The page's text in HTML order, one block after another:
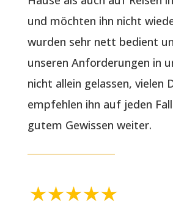
und möchten ihn nicht
wurden sehr nett bedient
unseren Anforderungen in
nicht allein gelassen, vielen
empfehlen ihn auf jeden
gutem Gewissen weiter.